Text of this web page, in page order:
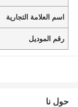
اسم العلامة التجارية
رقم الموديل
حول نا